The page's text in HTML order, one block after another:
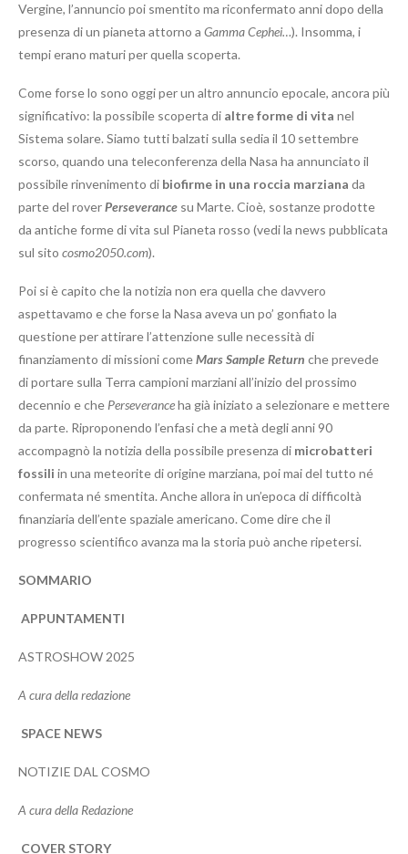
Vergine, l’annuncio poi smentito ma riconfermato anni dopo della
presenza di un pianeta attorno a Gamma Cephei…). Insomma, i
tempi erano maturi per quella scoperta.
Come forse lo sono oggi per un altro annuncio epocale, ancora più
significativo: la possibile scoperta di altre forme di vita nel
Sistema solare. Siamo tutti balzati sulla sedia il 10 settembre
scorso, quando una teleconferenza della Nasa ha annunciato il
possibile rinvenimento di biofirme in una roccia marziana da
parte del roverPerseverance su Marte. Cioè, sostanze prodotte
da antiche forme di vita sul Pianeta rosso (vedi la news pubblicata
sul sito cosmo2050.com).
Poi si è capito che la notizia non era quella che davvero
aspettavamo e che forse la Nasa aveva un po’ gonfiato la
questione per attirare l’attenzione sulle necessità di
finanziamento di missioni comeMars Sample Return che prevede
di portare sulla Terra campioni marziani all’inizio del prossimo
decennio e che Perseveranceha già iniziato a selezionare e mettere
da parte. Riproponendo l’enfasi che a metà degli anni 90
accompagnò la notizia della possibile presenza di microbatteri
fossili in una meteorite di origine marziana, poi mai del tutto né
confermata né smentita. Anche allora in un’epoca di difficoltà
finanziaria dell’ente spaziale americano. Come dire che il
progresso scientifico avanza ma la storia può anche ripetersi.
SOMMARIO
APPUNTAMENTI
ASTROSHOW 2025
A cura della redazione
SPACE NEWS
NOTIZIE DAL COSMO
A cura della Redazione
COVER STORY